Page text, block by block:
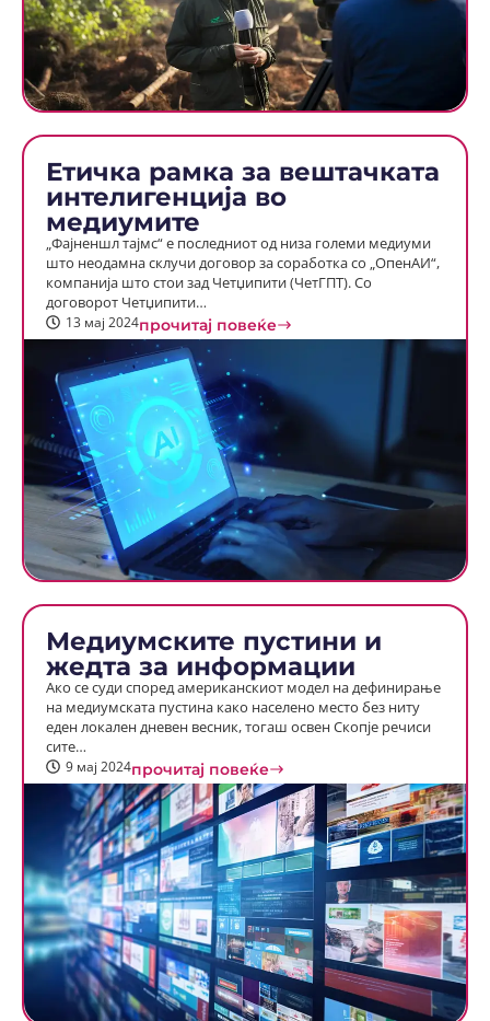
Етичка рамка за вештачката
интелигенција во
медиумите
„Фајненшл тајмс“ е последниот од низа големи медиуми
што неодамна склучи договор за соработка со „ОпенАИ“,
компанија што стои зад Четџипити (ЧетГПТ). Со
договорот Четџипити…
13 мај 2024прочитај повеќе
Медиумските пустини и
жедта за информации
Ако се суди според американскиот модел на дефинирање
на медиумската пустина како населено место без ниту
еден локален дневен весник, тогаш освен Скопје речиси
сите…
9 мај 2024прочитај повеќе